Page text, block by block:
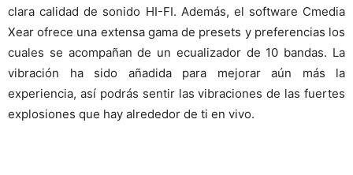
clara calidad de sonido HI-FI. Además, el software Cmedia
Xear ofrece una extensa gama de presets y preferencias los
cuales se acompañan de un ecualizador de 10 bandas. La
vibración ha sido añadida para mejorar aún más la
experiencia, así podrás sentir las vibraciones de las fuertes
explosiones que hay alrededor de ti en vivo.